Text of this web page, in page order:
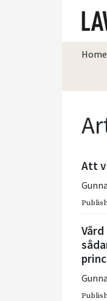
Home
Att